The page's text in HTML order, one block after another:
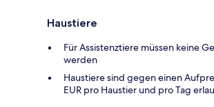
Haustiere
Für Assistenztiere müssen keine
werden
Haustiere sind gegen einen
EUR pro Haustier und pro Tag